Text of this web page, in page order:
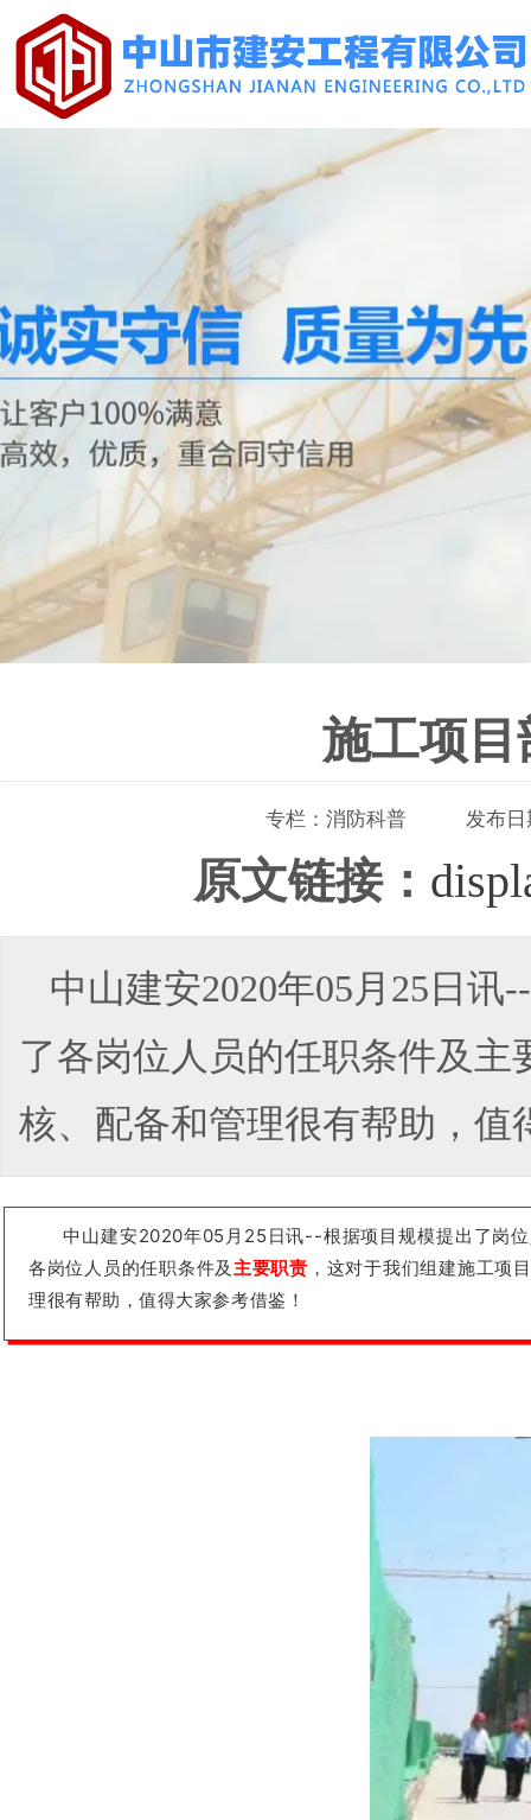
施工项
专栏： 消防科普 发布日
原文链接：
中山建安2020年05月25日
了各岗位人员的任职条件及
核、配备和管理很有帮助，值
中山建安2020年05月25日讯--根据项目规模提出了岗位
各岗位人员的任职条件及主要职责 ，这对于我们组建施工项
理很有帮助，值得大家参考借鉴！